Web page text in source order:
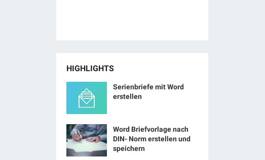
HIGHLIGHTS
Serienbriefe mit Word
erstellen
Word Briefvorlage nach
DIN- Norm erstellen und
speichern